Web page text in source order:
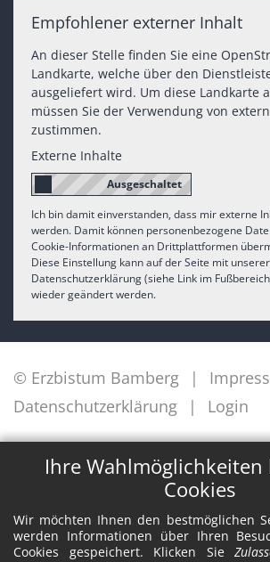
Ihre Wahlmöglichkeiten
Cookies
Wir möchten Ihnen den bestmöglichen
werden Informationen über Ihren
Cookies gespeichert. Klicken Sie
Empfohlener externer Inhalt
An dieser Stelle finden Sie eine
Landkarte, welche über den
ausgeliefert wird. Um diese Landkarte
müssen Sie der Verwendung von
zustimmen.
Externe Inhalte
Ich bin damit einverstanden, dass mir externe
werden. Damit können personenbezogene
Cookie-Informationen an Drittplattformen
Diese Einstellung kann auf der Seite mit unserer
Datenschutzerklärung (siehe Link im
wieder geändert werden.
© Erzbistum Bamberg
Datenschutzerklärung
Login